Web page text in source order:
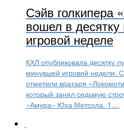
Сэйв голкипера
вошел в
игровой неделе
КХЛ опубликовала десятку
минувшей игровой недели.
отметили вратаря
который занял седьмую
«Амура» Юха Метсола. 1....